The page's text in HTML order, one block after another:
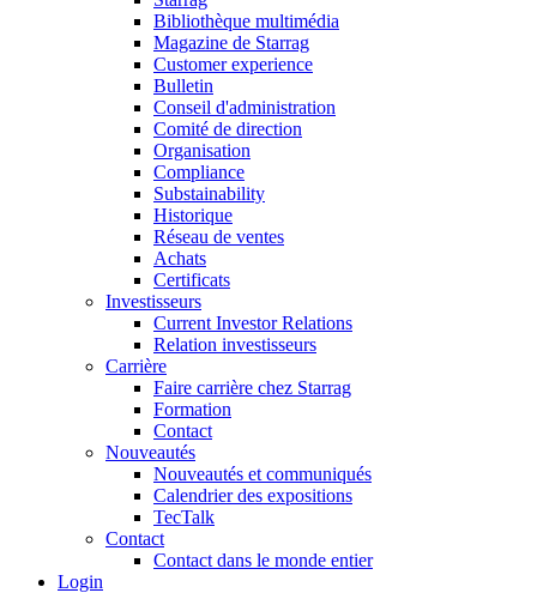
Bibliothèque multimédia
Magazine de Starrag
Customer experience
Bulletin
Conseil d'administration
Comité de direction
Organisation
Compliance
Substainability
Historique
Réseau de ventes
Achats
Certificats
Investisseurs
Current Investor Relations
Relation investisseurs
Carrière
Faire carrière chez Starrag
Formation
Contact
Nouveautés
Nouveautés et communiqués
Calendrier des expositions
TecTalk
Contact
Contact dans le monde entier
Login